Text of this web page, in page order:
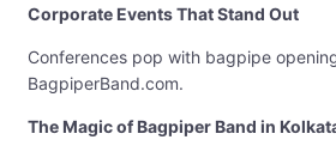
Corporate Events That Stand Out
Conferences pop with bagpipe
BagpiperBand.com.
The Magic of Bagpiper Band in